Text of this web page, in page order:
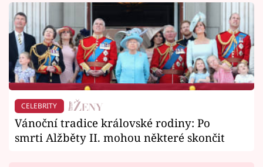
CELEBRITY
Vánoční tradice královské rodiny: Po
smrti Alžběty II. mohou některé skončit